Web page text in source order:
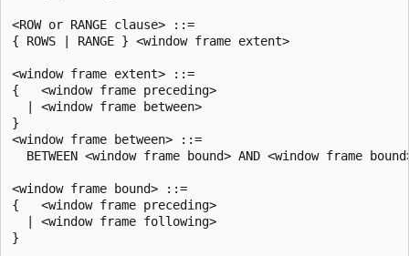
<ROW or RANGE clause> ::=
{ ROWS | RANGE } <window frame extent>
<window frame extent> ::=
{   <window frame preceding>
  | <window frame between>
}
<window frame between> ::=
BETWEEN <window frame bound> AND <window frame
<window frame bound> ::=
{   <window frame preceding>
  | <window frame following>
}